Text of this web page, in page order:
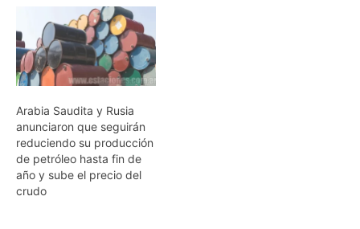
Arabia Saudita y Rusia
anunciaron que seguirán
reduciendo su producción
de petróleo hasta fin de
año y sube el precio del
crudo